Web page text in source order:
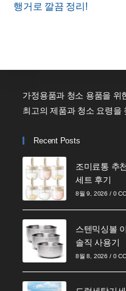
행거로 깔끔 정리!
가정용품과 청소 용품을 위
최고의 제품과 청소 요령을
Recent Posts
조미료통 추
세트 후기
8월 9, 2026 / 0
스텐믹싱볼
솔직 사용기
8월 8, 2026 / 0